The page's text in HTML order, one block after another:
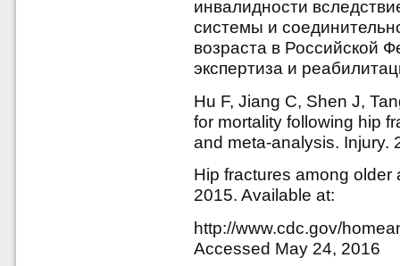
инвалидности
системы и
возраста в Российской
экспертиза и
Hu F, Jiang C, Shen J,
for mortality following hip
and meta-analysis. Injury.
Hip fractures among older
2015. Available at:
http://www.cdc.gov/
Accessed May 24, 2016